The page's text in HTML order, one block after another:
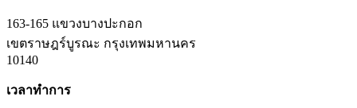
163-165 แขวงบางปะกอก
เขตราษฎร์บูรณะ กรุงเทพมหานคร
10140
เวลาทำการ